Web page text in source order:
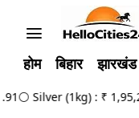
होम बिहार झारखंड
⚪ Silver (1kg) : ₹